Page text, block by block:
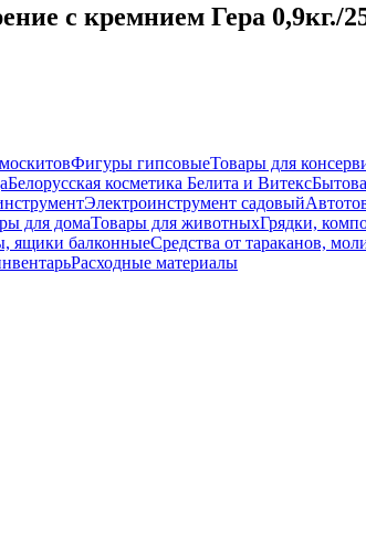
с кремнием Гера 0,9кг./
Фигуры гипсовыеТовары для
Белорусская косметика Белита и Витекс
Электроинструмент садовый
для домаТовары для животныхГрядки,
ящики балконныеСредства от тараканов,
Расходные материалы